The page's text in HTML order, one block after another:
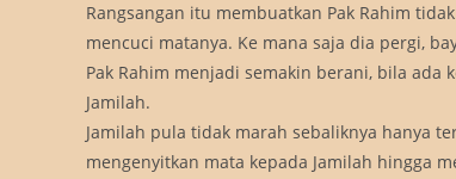
Rangsangan itu membuatkan Pak Rahim
mencuci matanya. Ke mana saja dia pergi,
Pak Rahim menjadi semakin berani, bila
Jamilah.
Jamilah pula tidak marah sebaliknya hanya
mengenyitkan mata kepada Jamilah hingga